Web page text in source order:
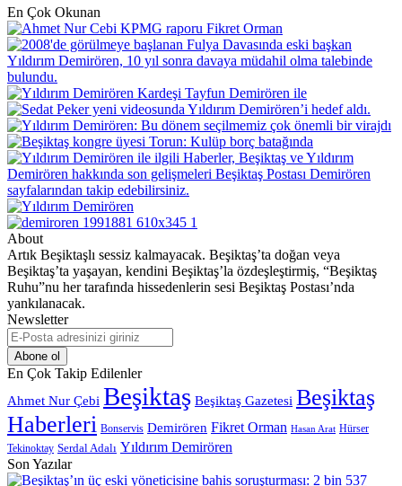
En Çok Okunan
About
Artık Beşiktaşlı sessiz kalmayacak. Beşiktaş’ta doğan veya
Beşiktaş’ta yaşayan, kendini Beşiktaş’la özdeşleştirmiş, “Beşiktaş
Ruhu”nu her tarafında hissedenlerin sesi Beşiktaş Postası’nda
yankılanacak.
Newsletter
E-
Posta
adresinizi
giriniz
En Çok Takip Edilenler
Ahmet Nur Çebi Beşiktaş Beşiktaş Gazetesi Beşiktaş
Haberleri Bonservis Demirören Fikret Orman Hasan Arat Hürser
Tekinoktay Serdal Adalı Yıldırım Demirören
Son Yazılar